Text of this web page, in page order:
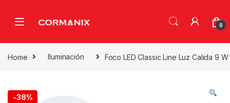
0
Home Iluminación Foco LED Classic Line Luz Calida 9
-38%